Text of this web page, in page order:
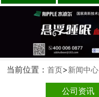
当前位置：首页>新闻中心
公司资讯